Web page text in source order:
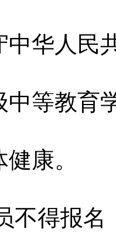
华人民
等教育
康。
得报名